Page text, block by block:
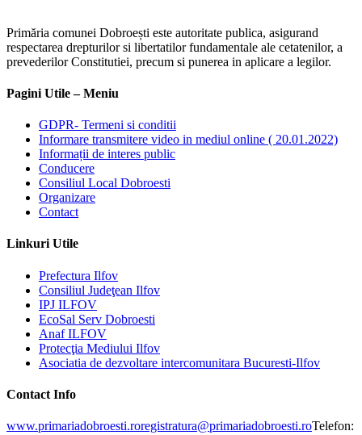
Primăria comunei Dobroești este autoritate publica, asigurand
respectarea drepturilor si libertatilor fundamentale ale cetatenilor, a
prevederilor Constitutiei, precum si punerea in aplicare a legilor.
Pagini Utile – Meniu
GDPR- Termeni si conditii
Informare transmitere video in mediul online ( 20.01.2022)
Informații de interes public
Conducere
Consiliul Local Dobroesti
Organizare
Contact
Linkuri Utile
Prefectura Ilfov
Consiliul Judeţean Ilfov
IPJ ILFOV
EcoSal Serv Dobroesti
Anaf ILFOV
Protecţia Mediului Ilfov
Asociatia de dezvoltare intercomunitara Bucuresti-Ilfov
Contact Info
www.primariadobroesti.roregistratura@primariadobroesti.roTelefon: